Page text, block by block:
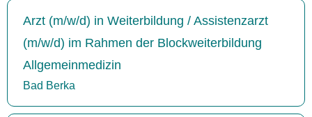
Arzt (m/w/d) in Weiterbildung / Assistenzarzt
(m/w/d) im Rahmen der Blockweiterbildung
Allgemeinmedizin
Bad Berka